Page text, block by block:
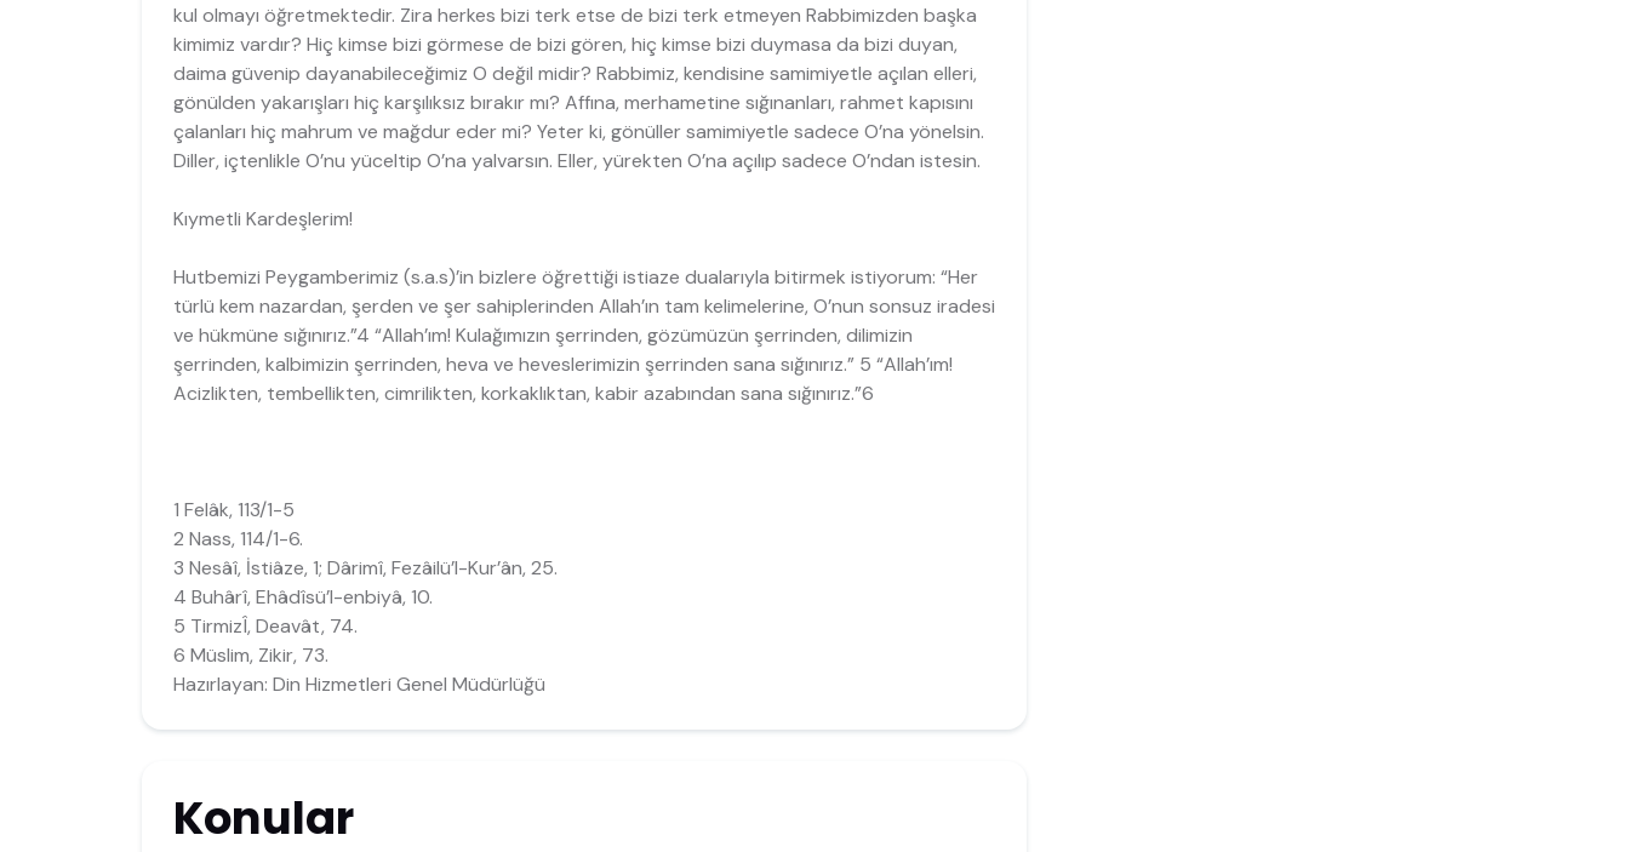
kul olmayı öğretmektedir. Zira herkes bizi terk etse de bizi terk etmeyen Rabbimizden başka
kimimiz vardır? Hiç kimse bizi görmese de bizi gören, hiç kimse bizi duymasa da bizi duyan,
daima güvenip dayanabileceğimiz O değil midir? Rabbimiz, kendisine samimiyetle açılan elleri,
gönülden yakarışları hiç karşılıksız bırakır mı? Affına, merhametine sığınanları, rahmet kapısını
çalanları hiç mahrum ve mağdur eder mi? Yeter ki, gönüller samimiyetle sadece O’na yönelsin.
Diller, içtenlikle O’nu yüceltip O’na yalvarsın. Eller, yürekten O’na açılıp sadece O’ndan istesin.
Kıymetli Kardeşlerim!
Hutbemizi Peygamberimiz (s.a.s)’in bizlere öğrettiği istiaze dualarıyla bitirmek istiyorum: “Her
türlü kem nazardan, şerden ve şer sahiplerinden Allah’ın tam kelimelerine, O’nun sonsuz iradesi
ve hükmüne sığınırız.”4 “Allah’ım! Kulağımızın şerrinden, gözümüzün şerrinden, dilimizin
şerrinden, kalbimizin şerrinden, heva ve heveslerimizin şerrinden sana sığınırız.” 5 “Allah’ım!
Acizlikten, tembellikten, cimrilikten, korkaklıktan, kabir azabından sana sığınırız.”6
1 Felâk, 113/1-5
2 Nass, 114/1-6.
3 Nesâî, İstiâze, 1; Dârimî, Fezâilü’l-Kur’ân, 25.
4 Buhârî, Ehâdîsü’l-enbiyâ, 10.
5 TirmizÎ, Deavât, 74.
6 Müslim, Zikir, 73.
Hazırlayan: Din Hizmetleri Genel Müdürlüğü
Konular